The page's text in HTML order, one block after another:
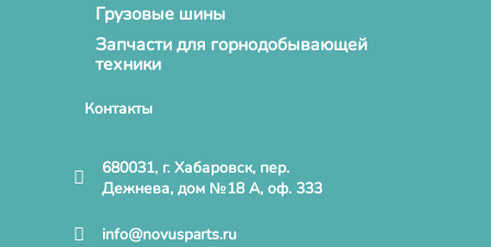
Грузовые шины
Запчасти для горнодобывающей
техники
Контакты
680031, г. Хабаровск, пер.
Дежнева, дом №18 А, оф. 333
info@novusparts.ru